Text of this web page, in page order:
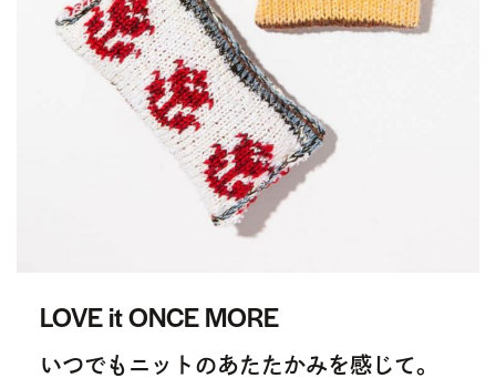
LOVE it ONCE MORE
いつでもニットのあたたかみを感じて。